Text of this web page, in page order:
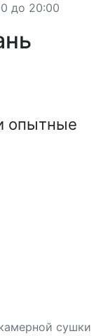
до 20:00
опытные
сушки